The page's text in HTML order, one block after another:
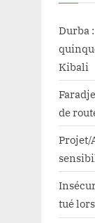
Durba
Kibali
de
Projet/
tué